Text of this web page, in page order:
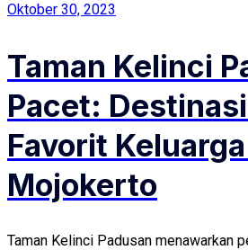
Oktober 30, 2023
Taman Kelinci
Pacet:
Favorit
Mojokerto
Taman Kelinci Padusan menawarkan